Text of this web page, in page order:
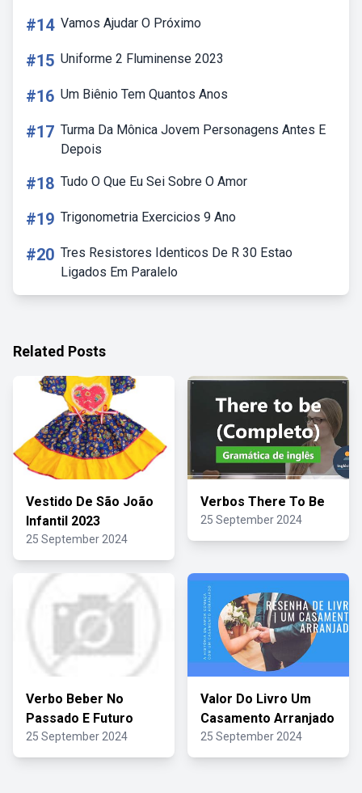
#14 Vamos Ajudar O Próximo
#15 Uniforme 2 Fluminense 2023
#16 Um Biênio Tem Quantos Anos
#17 Turma Da Mônica Jovem Personagens Antes E
Depois
#18 Tudo O Que Eu Sei Sobre O Amor
#19 Trigonometria Exercicios 9 Ano
#20 Tres Resistores Identicos De R 30 Estao
Ligados Em Paralelo
Related Posts
Vestido De São João
Infantil 2023
25 September 2024
Verbos There To Be
25 September 2024
Verbo Beber No
Passado E Futuro
25 September 2024
Valor Do Livro Um
Casamento Arranjado
25 September 2024